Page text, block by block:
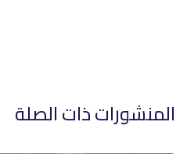
المنشورات ذات الصلة